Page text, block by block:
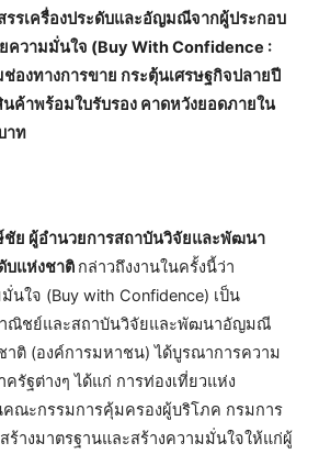
รรเครื่องประดับและอัญมณีจากผู้ประกอบ
ความมั่นใจ (Buy With Confidence :
องทางการขาย กระตุ้นเศรษฐกิจปลายปี
ค้าพร้อมใบรับรอง คาดหวังยอดภายใน
าท
ชัย ผู้อำนวยการสถาบันวิจัยและพัฒนา
บแห่งชาติ กล่าวถึงงานในครั้งนี้ว่า
นใจ (Buy with Confidence) เป็น
าณิชย์และสถาบันวิจัยและพัฒนาอัญมณี
าติ (องค์การมหาชน) ได้บูรณาการความ
รัฐต่างๆ ได้แก่ การท่องเที่ยวแห่ง
คณะกรรมการคุ้มครองผู้บริโภค กรมการ
ร้างมาตรฐานและสร้างความมั่นใจให้แก่ผู้